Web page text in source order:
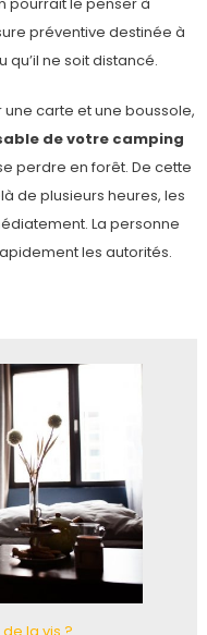
préventive destinée à
qu’il ne soit distancé.
carte et une boussole,
de votre camping
perdre en forêt. De cette
de plusieurs heures, les
La personne
les autorités.